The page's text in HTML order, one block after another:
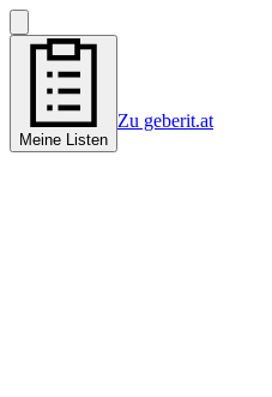
Meine Listen
Zu geberit.at